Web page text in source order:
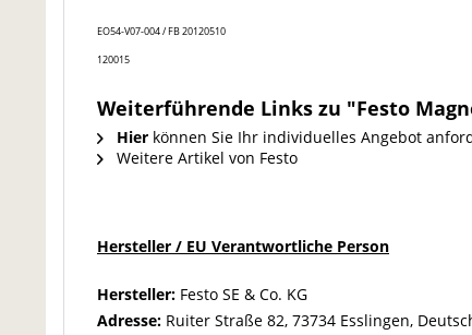
EO54-V07-004 / FB 20120510
120015
Weiterführende Links zu "Festo
Hier können Sie Ihr individuelles Angebot
Weitere Artikel von Festo
Hersteller / EU Verantwortliche Person
Hersteller: Festo SE & Co. KG
Adresse: Ruiter Straße 82, 73734 Esslingen,